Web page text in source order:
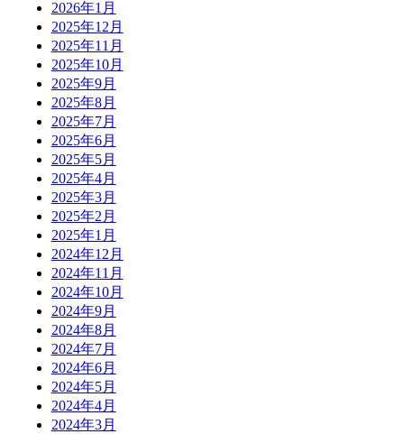
2026年1月
2025年12月
2025年11月
2025年10月
2025年9月
2025年8月
2025年7月
2025年6月
2025年5月
2025年4月
2025年3月
2025年2月
2025年1月
2024年12月
2024年11月
2024年10月
2024年9月
2024年8月
2024年7月
2024年6月
2024年5月
2024年4月
2024年3月